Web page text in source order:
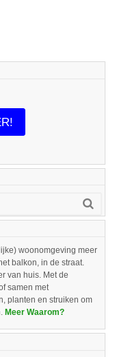
woonomgeving meer
balkon, in de straat.
van huis. Met de
samen met
planten en struiken om
Meer Waarom?